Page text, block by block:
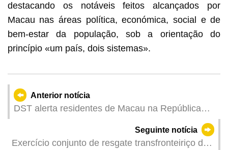
destacando os notáveis feitos alcançados por
Macau nas áreas política, económica, social e de
bem-estar da população, sob a orientação do
princípio «um país, dois sistemas».
Anterior notícia
DST alerta residentes de Macau na República
Democrática do Congo para prevenção do surto
Seguinte notícia
Exercício conjunto de resgate transfronteiriço da